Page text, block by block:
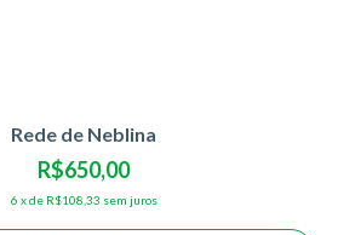
Rede de Neblina
R$650,00
6 xde R$108,33 sem juros